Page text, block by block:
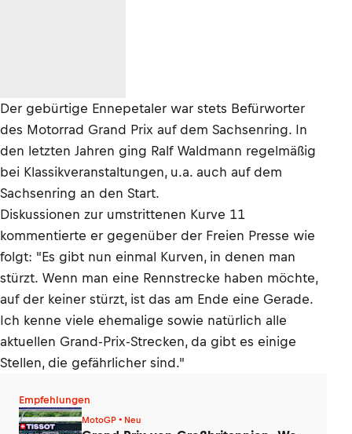
Der gebürtige Ennepetaler war stets Befürworter
des Motorrad Grand Prix auf dem Sachsenring. In
den letzten Jahren ging Ralf Waldmann regelmäßig
bei Klassikveranstaltungen, u.a. auch auf dem
Sachsenring an den Start.
Diskussionen zur umstrittenen Kurve 11
kommentierte er gegenüber der Freien Presse wie
folgt: "Es gibt nun einmal Kurven, in denen man
stürzt. Wenn man eine Rennstrecke haben möchte,
auf der keiner stürzt, ist das am Ende eine Gerade.
Ich kenne viele ehemalige sowie natürlich alle
aktuellen Grand-Prix-Strecken, da gibt es einige
Stellen, die gefährlicher sind."
Empfehlungen
MotoGP • Neu